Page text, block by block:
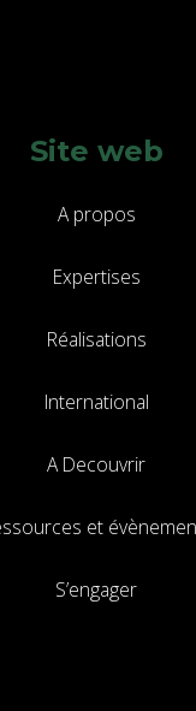
Site web
A propos
Expertises
Réalisations
International
A Decouvrir
et
S’engager